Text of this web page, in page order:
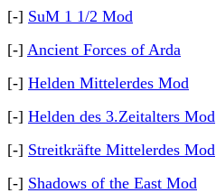
[-] SuM 1 1/2 Mod
[-] Ancient Forces of Arda
[-] Helden Mittelerdes Mod
[-] Helden des 3.Zeitalters Mod
[-] Streitkräfte Mittelerdes Mod
[-] Shadows of the East Mod